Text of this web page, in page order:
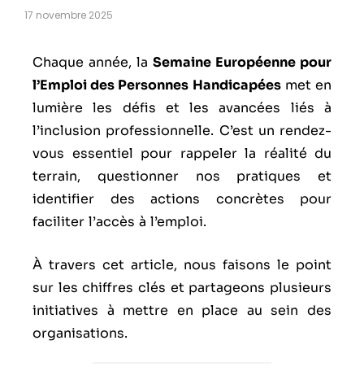
17 novembre 2025
Chaque année, la Semaine Européenne pour
l’Emploi des Personnes Handicapéesmet en
lumière les défis et les avancées liés à
l’inclusion professionnelle. C’est un rendez-
vous essentiel pour rappeler la réalité du
terrain, questionner nos pratiques et
identifier des actions concrètes pour
faciliter l’accès à l’emploi.
À travers cet article, nous faisons le point
sur les chiffres clés et partageons plusieurs
initiatives à mettre en place au sein des
organisations.